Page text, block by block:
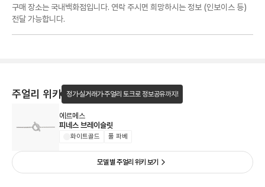
구매 장소는 국내백화점입니다. 연락 주시면 희망하시는 정보 (인보이스 등)
전달 가능합니다.
주얼리 위키 정가·실거래가·주얼리 토크로 정보공유까지!
에르메스
피네스 브레이슬릿
화이트골드 풀 파베
모델 별 주얼리 위키 보기